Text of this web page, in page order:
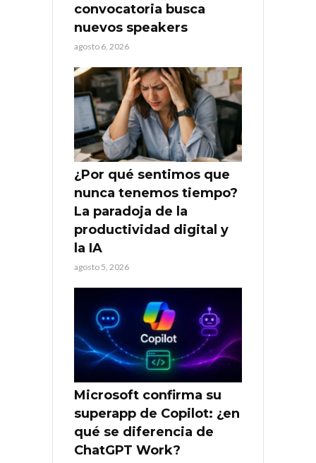
convocatoria busca
nuevos speakers
agosto 6, 2026
¿Por qué sentimos que
nunca tenemos tiempo?
La paradoja de la
productividad digital y
la IA
agosto 5, 2026
Microsoft confirma su
superapp de Copilot: ¿en
qué se diferencia de
ChatGPT Work?